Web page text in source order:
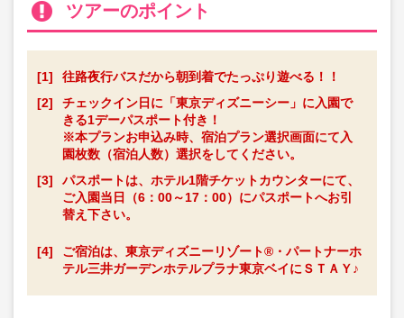
ツアーのポイント
[1]
往路夜行バスだから朝到着でたっぷり遊べる！！
[2]
チェックイン日に「東京ディズニーシー」に入園で
きる1デーパスポート付き！
※本プランお申込み時、宿泊プラン選択画面にて入
園枚数（宿泊人数）選択をしてください。
[3]
パスポートは、ホテル1階チケットカウンターにて、
ご入園当日（6：00～17：00）にパスポートへお引
替え下さい。
[4]
ご宿泊は、東京ディズニーリゾート®・パートナーホ
テル三井ガーデンホテルプラナ東京ベイにＳＴＡＹ♪